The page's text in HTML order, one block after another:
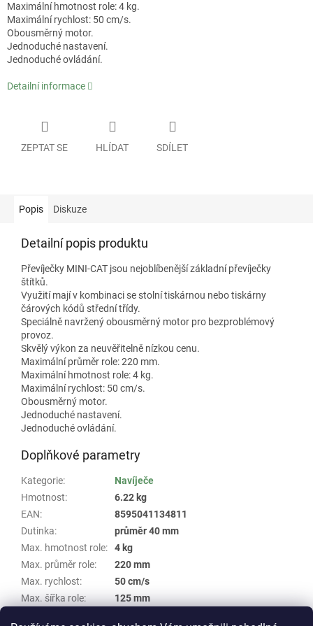
Maximální hmotnost role: 4 kg.
Maximální rychlost: 50 cm/s.
Obousměrný motor.
Jednoduché nastavení.
Jednoduché ovládání.
Detailní informace
ZEPTAT SE HLÍDAT SDÍLET
Popis Diskuze
Detailní popis produktu
Převíječky MINI-CAT jsou nejoblíbenější základní převíječky
štítků.
Využití mají v kombinaci se stolní tiskárnou nebo tiskárny
čárových kódů střední třídy.
Speciálně navržený obousměrný motor pro bezproblémový
provoz.
Skvělý výkon za neuvěřitelně nízkou cenu.
Maximální průměr role: 220 mm.
Maximální hmotnost role: 4 kg.
Maximální rychlost: 50 cm/s.
Obousměrný motor.
Jednoduché nastavení.
Jednoduché ovládání.
Doplňkové parametry
Kategorie:
Navíječe
Hmotnost:
6.22 kg
EAN:
8595041134811
Dutinka:
průměr 40 mm
Max. hmotnost role:
4 kg
Max. průměr role:
220 mm
Max. rychlost:
50 cm/s
Max. šířka role:
125 mm